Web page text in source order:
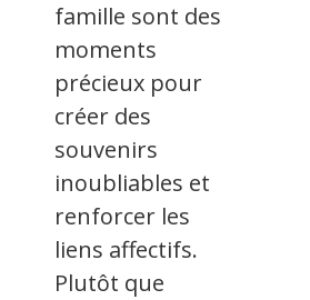
famille sont des
moments
précieux pour
créer des
souvenirs
inoubliables et
renforcer les
liens affectifs.
Plutôt que